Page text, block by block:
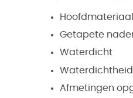
Getapete
Waterdicht
Waterdichtheid
Afmetingen